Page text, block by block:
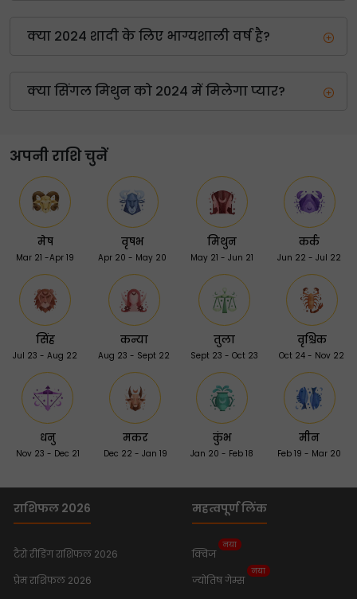
क्या 2024 शादी के लिए भाग्यशाली वर्ष है?
क्या सिंगल मिथुन को 2024 में मिलेगा प्यार?
अपनी राशि चुनें
मेष
Mar 21 -Apr 19
वृषभ
Apr 20 - May 20
मिथुन
May 21 - Jun 21
कर्क
Jun 22 - Jul 22
सिंह
Jul 23 - Aug 22
कन्या
Aug 23 - Sept 22
तुला
Sept 23 - Oct 23
वृश्चिक
Oct 24 - Nov 22
धनु
Nov 23 - Dec 21
मकर
Dec 22 - Jan 19
कुंभ
Jan 20 - Feb 18
मीन
Feb 19 - Mar 20
राशिफल 2026
टैरो रीडिंग राशिफल 2026
प्रेम राशिफल 2026
महत्वपूर्ण लिंक
क्विज
नया
ज्योतिष गेम्स
नया